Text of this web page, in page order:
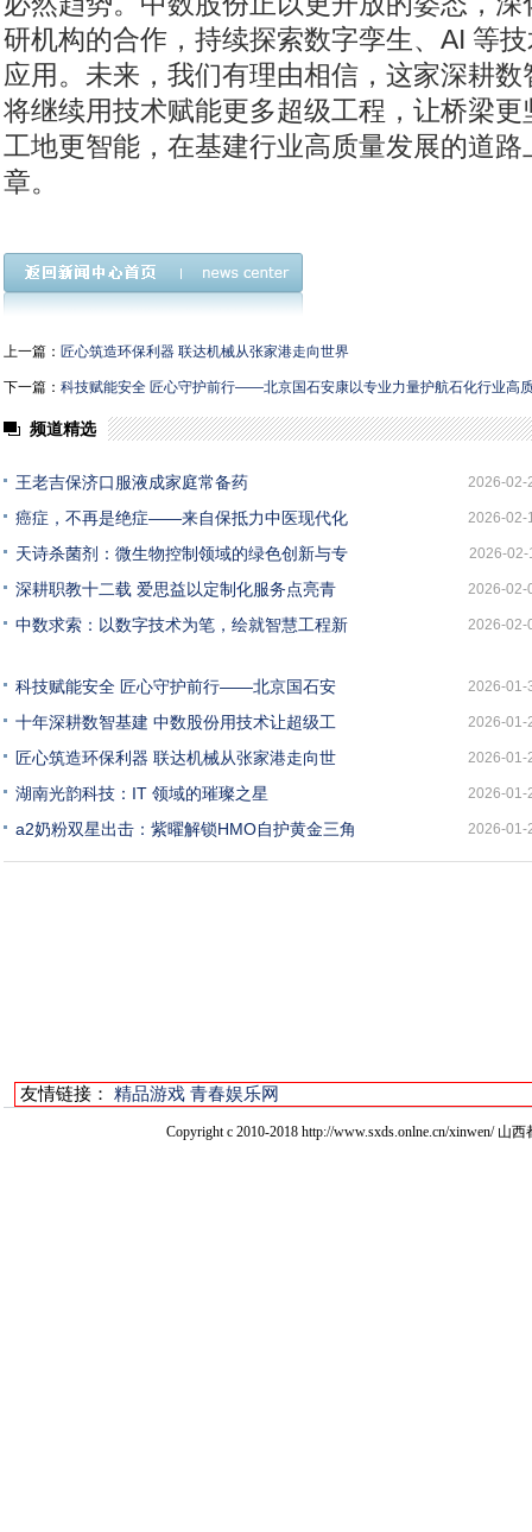
研机构的合作，持续探索数字孪生、AI 等
应用。未来，我们有理由相信，这家深耕
将继续用技术赋能更多超级工程，让桥梁
工地更智能，在基建行业高质量发展的道
章。
上一篇： 匠心筑造环保利器 联达机械从张家港走向世界
下一篇： 科技赋能安全 匠心守护前行——北京国石安康以专业力量护航石化行业高
频道精选
王老吉保济口服液成家庭常备药 2026-02-
癌症，不再是绝症——来自保抵力中医现代化 2026-02-
天诗杀菌剂：微生物控制领域的绿色创新与专 2026-02-
深耕职教十二载 爱思益以定制化服务点亮青 2026-02-
中数求索：以数字技术为笔，绘就智慧工程新 2026-02-
科技赋能安全 匠心守护前行——北京国石安 2026-01-
十年深耕数智基建 中数股份用技术让超级工 2026-01-
匠心筑造环保利器 联达机械从张家港走向世 2026-01-
湖南光韵科技：IT 领域的璀璨之星 2026-01-
a2奶粉双星出击：紫曜解锁HMO自护黄金三角 2026-01-
友情链接： 精品游戏 青春娱乐网
Copyright c 2010-2018 http://www.sxds.onlne.cn/xinwen/